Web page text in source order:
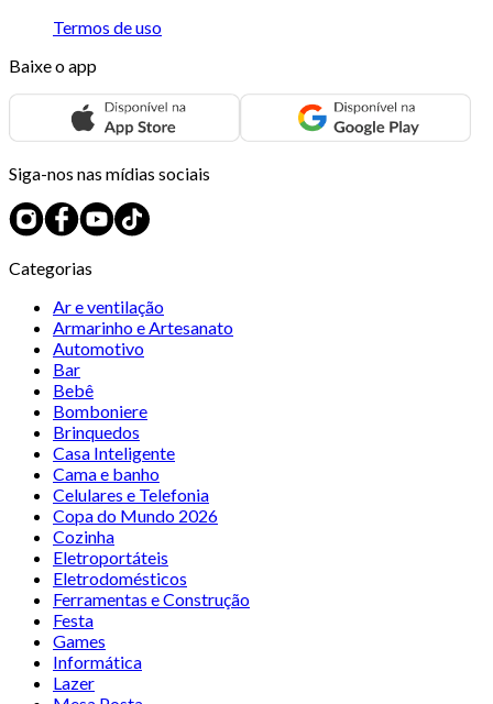
Termos de uso
Baixe o app
Siga-nos nas mídias sociais
Categorias
Ar e ventilação
Armarinho e Artesanato
Automotivo
Bar
Bebê
Bomboniere
Brinquedos
Casa Inteligente
Cama e banho
Celulares e Telefonia
Copa do Mundo 2026
Cozinha
Eletroportáteis
Eletrodomésticos
Ferramentas e Construção
Festa
Games
Informática
Lazer